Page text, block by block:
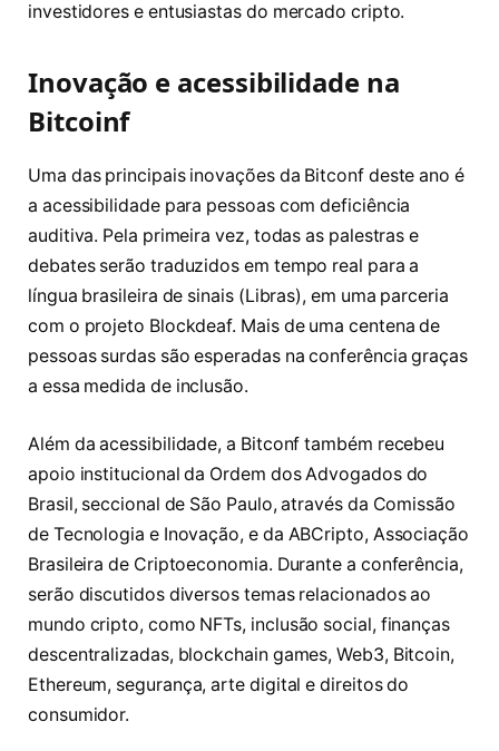
investidores e entusiastas do mercado cripto.
Inovação e acessibilidade na
Bitcoinf
Uma das principais inovações da Bitconf deste ano é
a acessibilidade para pessoas com deficiência
auditiva. Pela primeira vez, todas as palestras e
debates serão traduzidos em tempo real para a
língua brasileira de sinais (Libras), em uma parceria
com o projeto Blockdeaf. Mais de uma centena de
pessoas surdas são esperadas na conferência graças
a essa medida de inclusão.
Além da acessibilidade, a Bitconf também recebeu
apoio institucional da Ordem dos Advogados do
Brasil, seccional de São Paulo, através da Comissão
de Tecnologia e Inovação, e da ABCripto, Associação
Brasileira de Criptoeconomia. Durante a conferência,
serão discutidos diversos temas relacionados ao
mundo cripto, como NFTs, inclusão social, finanças
descentralizadas, blockchain games, Web3, Bitcoin,
Ethereum, segurança, arte digital e direitos do
consumidor.